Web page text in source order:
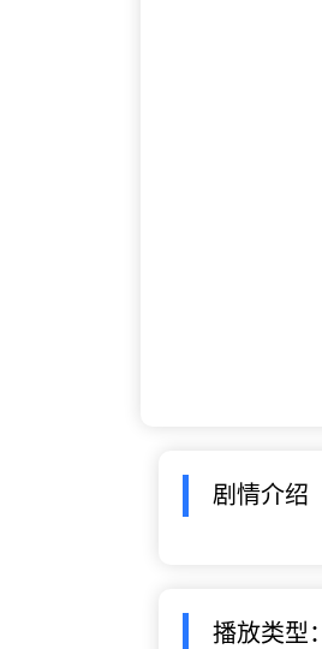
剧情介绍
播放类型